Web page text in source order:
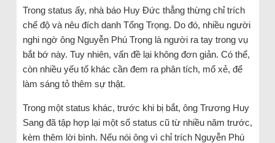
Trong status ấy, nhà báo Huy Đức thẳng thừng chỉ trích
chế độ và nêu đích danh Tổng Trọng. Do đó, nhiều người
nghi ngờ ông Nguyễn Phú Trọng là người ra tay trong vụ
bắt bớ này. Tuy nhiên, vấn đề lại không đơn giản. Có thể,
còn nhiều yếu tố khác cần đem ra phân tích, mổ xẻ, để
làm sáng tỏ thêm sự thật.
Trong một status khác, trước khi bị bắt, ông Trương Huy
Sang đã tập hợp lại một số status cũ từ nhiều năm trước,
kèm thêm lời bình. Nếu nói ông vì chỉ trích Nguyễn Phú